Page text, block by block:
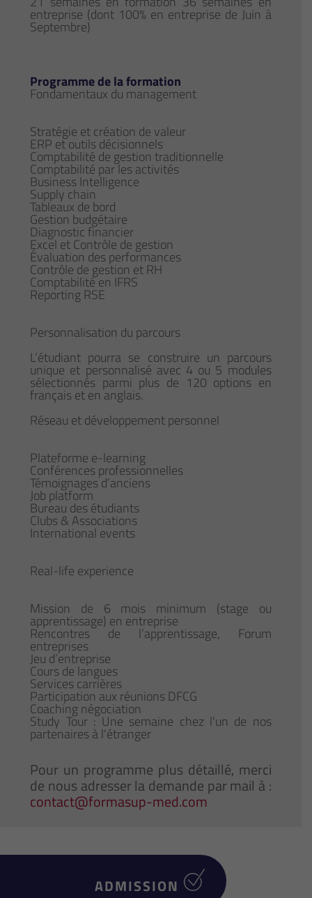
entreprise (dont 100% en entreprise de Juin à
Septembre)
Programme de la formation
Fondamentaux du management
Stratégie et création de valeur
ERP et outils décisionnels
Comptabilité de gestion traditionnelle
Comptabilité par les activités
Business Intelligence
Supply chain
Tableaux de bord
Gestion budgétaire
Diagnostic financier
Excel et Contrôle de gestion
Évaluation des performances
Contrôle de gestion et RH
Comptabilité en IFRS
Reporting RSE
Personnalisation du parcours
L’étudiant pourra se construire un parcours
unique et personnalisé avec 4 ou 5 modules
sélectionnés parmi plus de 120 options en
français et en anglais.
Réseau et développement personnel
Plateforme e-learning
Conférences professionnelles
Témoignages d’anciens
Job platform
Bureau des étudiants
Clubs & Associations
International events
Real-life experience
Mission de 6 mois minimum (stage ou
apprentissage) en entreprise
Rencontres de l’apprentissage, Forum
entreprises
Jeu d’entreprise
Cours de langues
Services carrières
Participation aux réunions DFCG
Coaching négociation
Study Tour : Une semaine chez l'un de nos
partenaires à l'étranger
Pour un programme plus détaillé, merci
de nous adresser la demande par mail à :
contact@formasup-med.com
ADMISSION